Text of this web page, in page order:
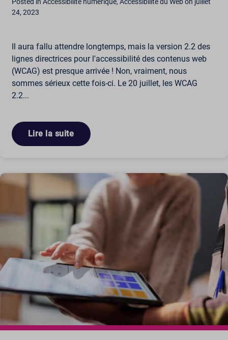
24, 2023
Il aura fallu attendre longtemps, mais la version 2.2 des
lignes directrices pour l'accessibilité des contenus web
(WCAG) est presque arrivée ! Non, vraiment, nous
sommes sérieux cette fois-ci. Le 20 juillet, les WCAG
2.2...
Lire la suite